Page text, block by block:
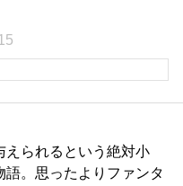
えられるという絶対小
。思ったよりファンタ